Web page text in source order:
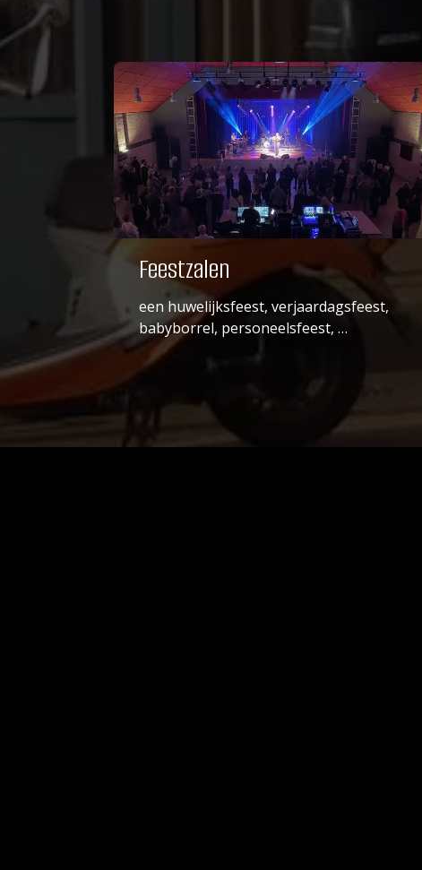
Feestzalen
een huwelijksfeest, verjaardagsfeest,
babyborrel, personeelsfeest, …